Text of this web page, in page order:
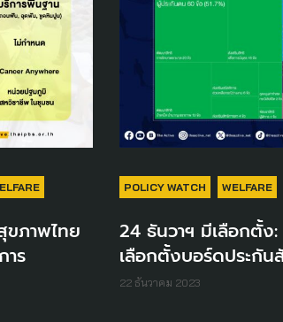
ขภาพไทย
าร
POLICY WATCH WELFARE
24 ธันวาฯ มีเลือกตั้
เลือกตั้งบอร์ดประกั
22 ธันวาคม 2023